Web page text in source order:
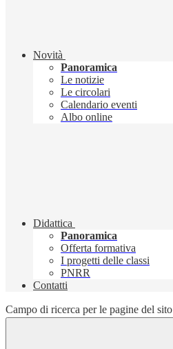
Novità
Panoramica
Le notizie
Le circolari
Calendario eventi
Albo online
Didattica
Panoramica
Offerta formativa
I progetti delle classi
PNRR
Contatti
Campo di ricerca per le pagine del sito